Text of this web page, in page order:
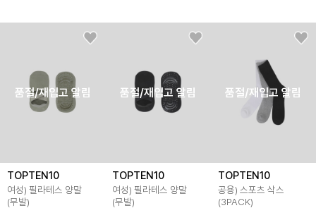
품절/재입고 알림
TOPTEN10
여성) 필라테스 양말
(무발)
품절/재입고 알림
TOPTEN10
여성) 필라테스 양말
(무발)
품절/재입고 알림
TOPTEN10
공용) 스포츠 삭스
(3PACK)